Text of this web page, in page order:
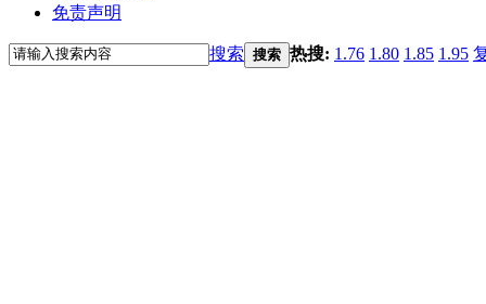
免责声明
搜索 搜索 热搜: 1.76 1.80 1.85 1.95